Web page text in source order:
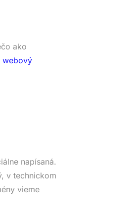
ako
webový
napísaná.
v technickom
vieme